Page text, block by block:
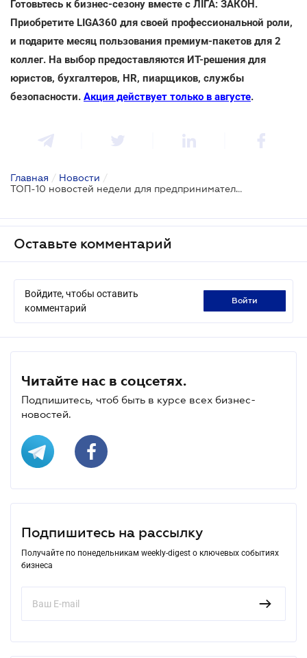
Готовьтесь к бизнес-сезону вместе с ЛІГА: ЗАКОН.
Приобретите LIGA360 для своей профессиональной роли,
и подарите месяц пользования премиум-пакетов для 2
коллег. На выбор предоставляются ИТ-решения для
юристов, бухгалтеров, HR, пиарщиков, службы
безопасности. Акция действует только в августе.
Главная / Новости /
ТОП-10 новостей недели для предпринимателей
Оставьте комментарий
Войдите, чтобы оставить
комментарий
войти
Читайте нас в соцсетях.
Подпишитесь, чтоб быть в курсе всех бизнес-
новостей.
Подпишитесь на рассылку
Получайте по понедельникам weekly-digest о ключевых событиях
бизнеса